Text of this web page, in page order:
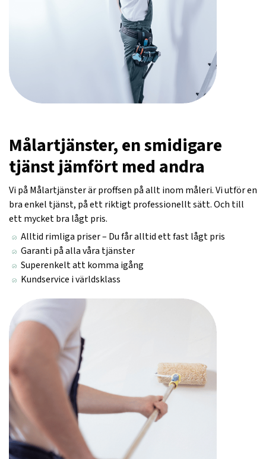
Målartjänster, en smidigare
tjänst jämfört med andra
Vi på Målartjänster är proffsen på allt inom måleri. Vi utför en
bra enkel tjänst, på ett riktigt professionellt sätt. Och till
ett mycket bra lågt pris.
Alltid rimliga priser – Du får alltid ett fast lågt pris
Garanti på alla våra tjänster
Superenkelt att komma igång
Kundservice i världsklass